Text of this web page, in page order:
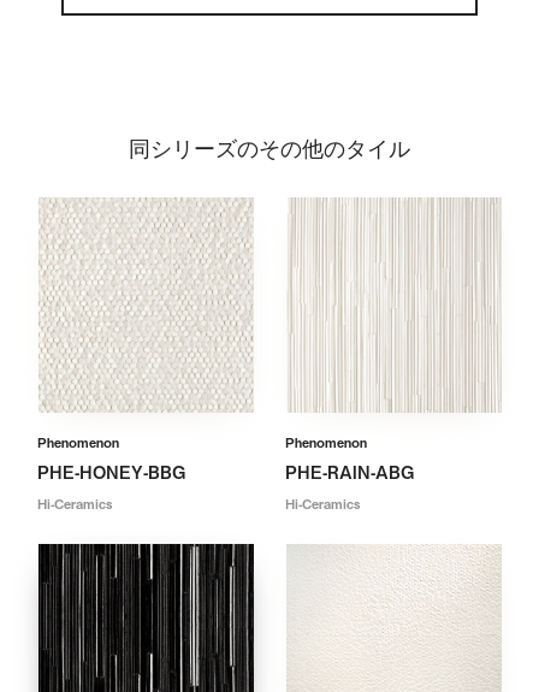
同シリーズのその他のタイル
Phenomenon
PHE-HONEY-BBG
Hi-Ceramics
Phenomenon
PHE-RAIN-ABG
Hi-Ceramics